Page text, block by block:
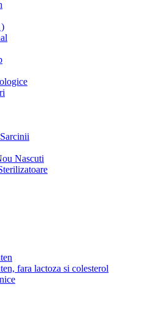
Nascuti
fara lactoza si colesterol